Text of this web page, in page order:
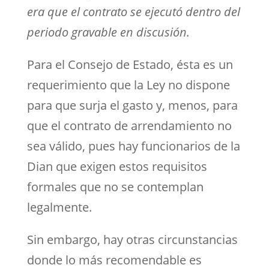
era que el contrato se ejecutó dentro del
periodo gravable en discusión.
Para el Consejo de Estado, ésta es un
requerimiento que la Ley no dispone
para que surja el gasto y, menos, para
que el contrato de arrendamiento no
sea válido, pues hay funcionarios de la
Dian que exigen estos requisitos
formales que no se contemplan
legalmente.
Sin embargo, hay otras circunstancias
donde lo más recomendable es